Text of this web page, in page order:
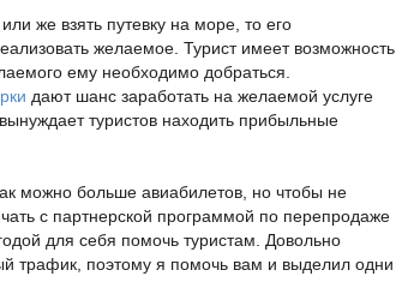
же взять путевку на море, то его
желаемое. Турист имеет возможность
ему необходимо добраться.
дают шанс заработать на желаемой услуге
туристов находить прибыльные
можно больше авиабилетов, но чтобы не
с партнерской программой по перепродаже
для себя помочь туристам. Довольно
трафик, поэтому я помочь вам и выделил одни